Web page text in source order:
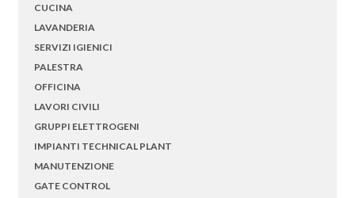
CUCINA
LAVANDERIA
SERVIZI IGIENICI
PALESTRA
OFFICINA
LAVORI CIVILI
GRUPPI ELETTROGENI
IMPIANTI TECHNICAL PLANT
MANUTENZIONE
GATE CONTROL